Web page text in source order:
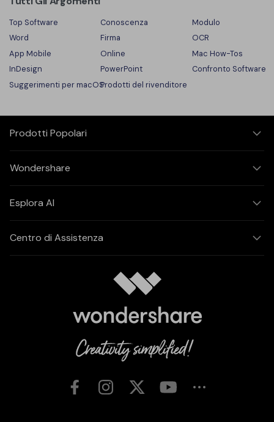
Top Software Conoscenza
Modulo
Word
Firma
OCR
App Mobile
Online
Mac How-Tos
InDesign
PowerPoint
Confronto Software
Suggerimenti per macOSProdotti del rivenditore
Prodotti Popolari
Wondershare
Esplora AI
Centro di Assistenza